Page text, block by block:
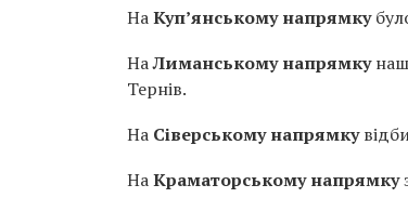
НаКуп’янському напрямку
НаЛиманському напрямку
Тернів.
На Сіверському напрямку
НаКраматорському напрямку